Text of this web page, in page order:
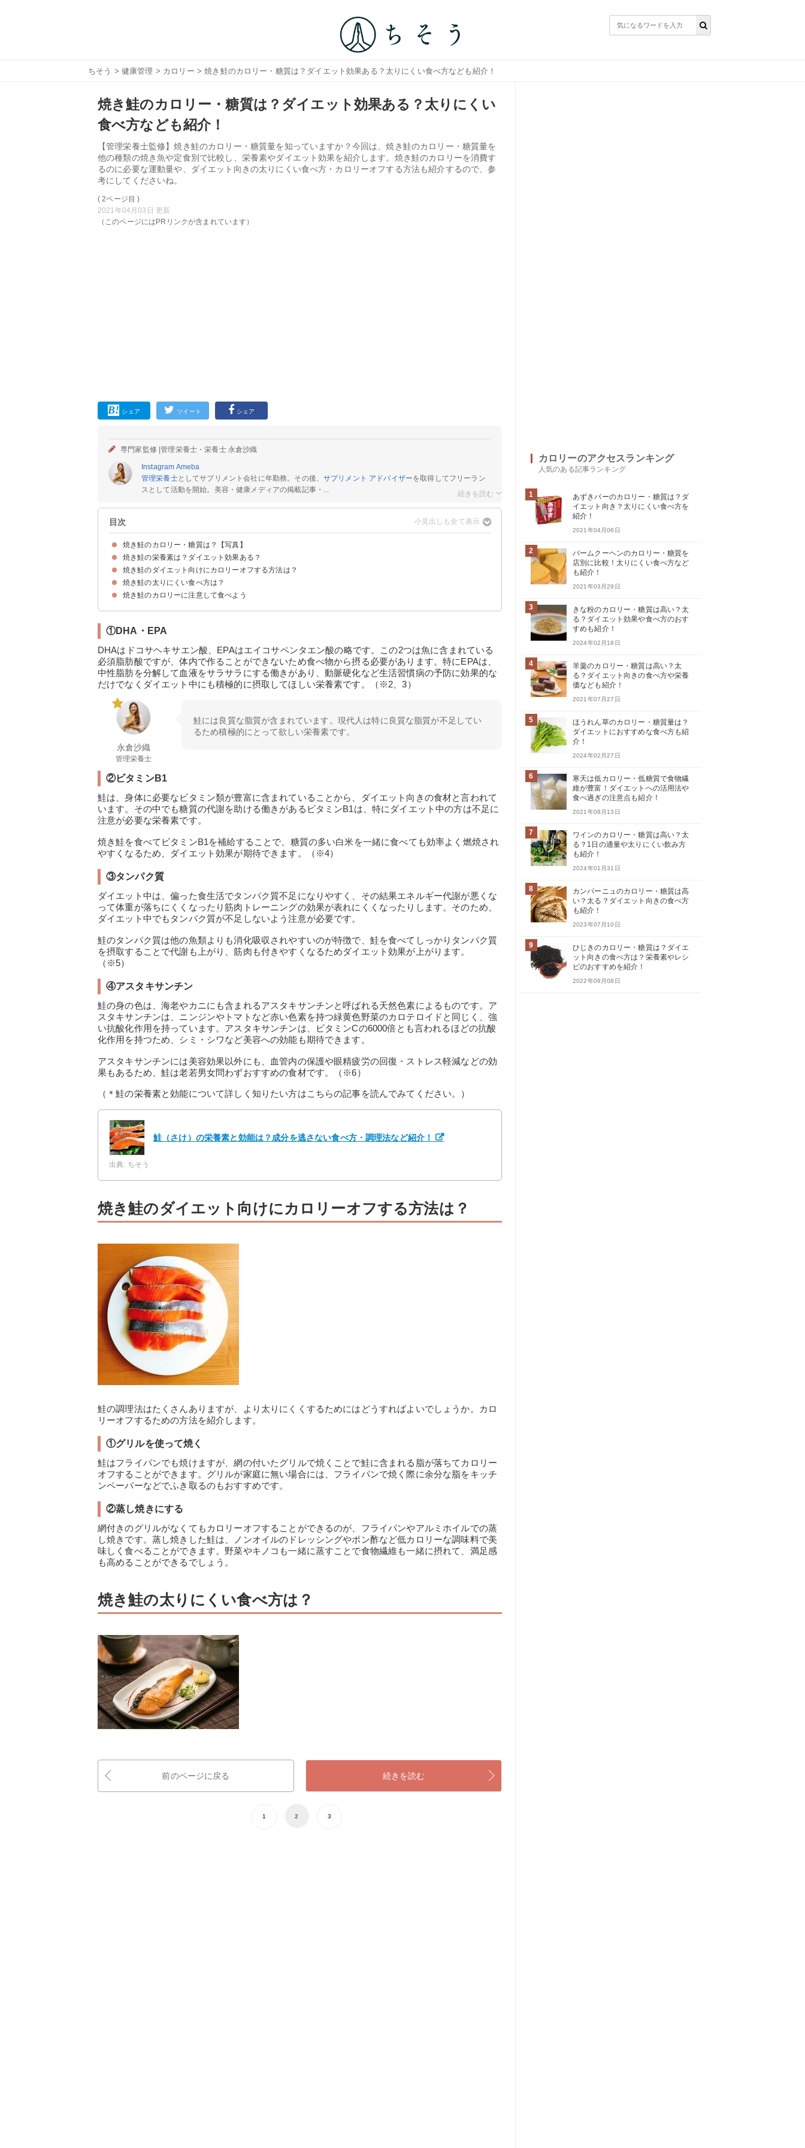
ちそう > 健康管理 > カロリー > 焼き鮭のカロリー・糖質は？ダイエット効果ある？太りにくい食べ方なども紹介！
焼き鮭のカロリー・糖質は？ダイエット効果ある？太りにくい
食べ方なども紹介！
【管理栄養士監修】焼き鮭のカロリー・糖質量を知っていますか？今回は、焼き鮭のカロリー・糖質量を
他の種類の焼き魚や定食別で比較し、栄養素やダイエット効果を紹介します。焼き鮭のカロリーを消費す
るのに必要な運動量や、ダイエット向きの太りにくい食べ方・カロリーオフする方法も紹介するので、参
考にしてくださいね。
( 2ページ目 )
2021年04月03日 更新
（このページにはPRリンクが含まれています）
シェア ツイート シェア
専門家監修 |管理栄養士・栄養士 永倉沙織
Instagram Ameba
管理栄養士としてサプリメント会社に年勤務。その後、サプリメント アドバイザーを取得してフリーラン
スとして活動を開始。美容・健康メディアの掲載記事・...
目次
焼き鮭のカロリー・糖質は？【写真】
焼き鮭の種類別のカロリー・糖質
焼き鮭のカロリー・糖質量を他の焼き魚と比較
焼き鮭の定食のカロリー・糖質を他の定食と比較
焼き鮭(100g)のカロリーを消費するのに必要な運動量
焼き鮭の栄養素は？ダイエット効果ある？
①DHA・EPA
②ビタミンB1
③タンパク質
④アスタキサンチン
焼き鮭のダイエット向けにカロリーオフする方法は？
①グリルを使って焼く
②蒸し焼きにする
焼き鮭の太りにくい食べ方は？
①夜に食べない
②調味料に注意する
③糖質を摂り過ぎない
焼き鮭のカロリーに注意して食べよう
①DHA・EPA
DHAはドコサヘキサエン酸、EPAはエイコサペンタエン酸の略です。この2つは魚に含まれている
必須脂肪酸ですが、体内で作ることができないため食べ物から摂る必要があります。特にEPAは、
中性脂肪を分解して血液をサラサラにする働きがあり、動脈硬化など生活習慣病の予防に効果的な
だけでなくダイエット中にも積極的に摂取してほしい栄養素です。（※2、3）
永倉沙織
管理栄養士
鮭には良質な脂質が含まれています。現代人は特に良質な脂質が不足してい
るため積極的にとって欲しい栄養素です。
②ビタミンB1
鮭は、身体に必要なビタミン類が豊富に含まれていることから、ダイエット向きの食材と言われて
います。その中でも糖質の代謝を助ける働きがあるビタミンB1は、特にダイエット中の方は不足に
注意が必要な栄養素です。
焼き鮭を食べてビタミンB1を補給することで、糖質の多い白米を一緒に食べても効率よく燃焼され
やすくなるため、ダイエット効果が期待できます。（※4）
③タンパク質
ダイエット中は、偏った食生活でタンパク質不足になりやすく、その結果エネルギー代謝が悪くな
って体重が落ちにくくなったり筋肉トレーニングの効果が表れにくくなったりします。そのため、
ダイエット中でもタンパク質が不足しないよう注意が必要です。
鮭のタンパク質は他の魚類よりも消化吸収されやすいのが特徴で、鮭を食べてしっかりタンパク質
を摂取することで代謝も上がり、筋肉も付きやすくなるためダイエット効果が上がります。
（※5）
④アスタキサンチン
鮭の身の色は、海老やカニにも含まれるアスタキサンチンと呼ばれる天然色素によるものです。ア
スタキサンチンは、ニンジンやトマトなど赤い色素を持つ緑黄色野菜のカロテロイドと同じく、強
い抗酸化作用を持っています。アスタキサンチンは、ビタミンCの6000倍とも言われるほどの抗酸
化作用を持つため、シミ・シワなど美容への効能も期待できます。
アスタキサンチンには美容効果以外にも、血管内の保護や眼精疲労の回復・ストレス軽減などの効
果もあるため、鮭は老若男女問わずおすすめの食材です。（※6）
（＊鮭の栄養素と効能について詳しく知りたい方はこちらの記事を読んでみてください。）
鮭（さけ）の栄養素と効能は？成分を逃さない食べ方・調理法など紹介！
出典: ちそう
焼き鮭のダイエット向けにカロリーオフする方法は？
鮭の調理法はたくさんありますが、より太りにくくするためにはどうすればよいでしょうか。カロ
リーオフするための方法を紹介します。
①グリルを使って焼く
鮭はフライパンでも焼けますが、網の付いたグリルで焼くことで鮭に含まれる脂が落ちてカロリー
オフすることができます。グリルが家庭に無い場合には、フライパンで焼く際に余分な脂をキッチ
ンペーパーなどでふき取るのもおすすめです。
②蒸し焼きにする
網付きのグリルがなくてもカロリーオフすることができるのが、フライパンやアルミホイルでの蒸
し焼きです。蒸し焼きした鮭は、ノンオイルのドレッシングやポン酢など低カロリーな調味料で美
味しく食べることができます。野菜やキノコも一緒に蒸すことで食物繊維も一緒に摂れて、満足感
も高めることができるでしょう。
焼き鮭の太りにくい食べ方は？
前のページに戻る 続きを読む
1 2 3
カロリーのアクセスランキング
人気のある記事ランキング
1
あずきバーのカロリー・糖質は？ダ
イエット向き？太りにくい食べ方を
紹介！
2021年04月06日
2
バームクーヘンのカロリー・糖質を
店別に比較！太りにくい食べ方など
も紹介！
2021年03月29日
3
きな粉のカロリー・糖質は高い？太
る？ダイエット効果や食べ方のおす
すめも紹介！
2024年02月18日
4
羊羹のカロリー・糖質は高い？太
る？ダイエット向きの食べ方や栄養
価なども紹介！
2021年07月27日
5
ほうれん草のカロリー・糖質量は？
ダイエットにおすすめな食べ方も紹
介！
2024年02月27日
6
寒天は低カロリー・低糖質で食物繊
維が豊富！ダイエットへの活用法や
食べ過ぎの注意点も紹介！
2021年08月13日
7
ワインのカロリー・糖質は高い？太
る？1日の適量や太りにくい飲み方
も紹介！
2024年01月31日
8
カンパーニュのカロリー・糖質は高
い？太る？ダイエット向きの食べ方
も紹介！
2023年07月10日
9
ひじきのカロリー・糖質は？ダイエ
ット向きの食べ方は？栄養素やレシ
ピのおすすめを紹介！
2022年09月08日